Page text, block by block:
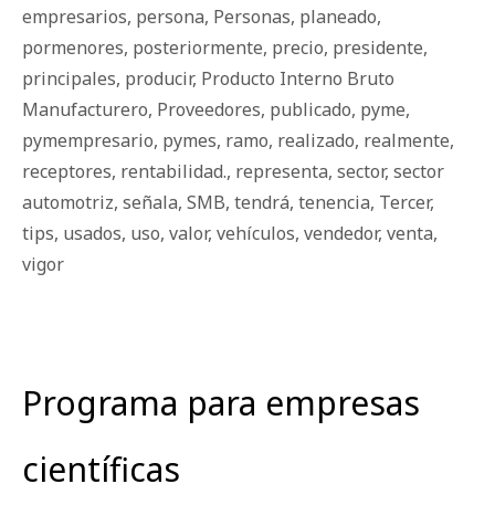
empresarios, persona, Personas, planeado,
pormenores, posteriormente, precio, presidente,
principales, producir, Producto Interno Bruto
Manufacturero, Proveedores, publicado, pyme,
pymempresario, pymes, ramo, realizado, realmente,
receptores, rentabilidad., representa, sector, sector
automotriz, señala, SMB, tendrá, tenencia, Tercer,
tips, usados, uso, valor, vehículos, vendedor, venta,
vigor
Programa para empresas
científicas